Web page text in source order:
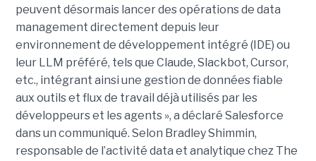
peuvent désormais lancer des opérations de data
management directement depuis leur
environnement de développement intégré (IDE) ou
leur LLM préféré, tels que Claude, Slackbot, Cursor,
etc., intégrant ainsi une gestion de données fiable
aux outils et flux de travail déjà utilisés par les
développeurs et les agents », a déclaré Salesforce
dans un communiqué. Selon Bradley Shimmin,
responsable de l’activité data et analytique chez The